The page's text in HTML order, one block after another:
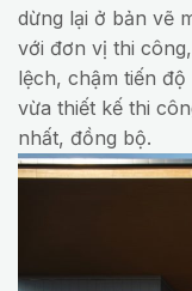
dừng lại ở bản vẽ
với đơn vị thi
lệch, chậm tiến
vừa thiết kế thi
nhất, đồng bộ.